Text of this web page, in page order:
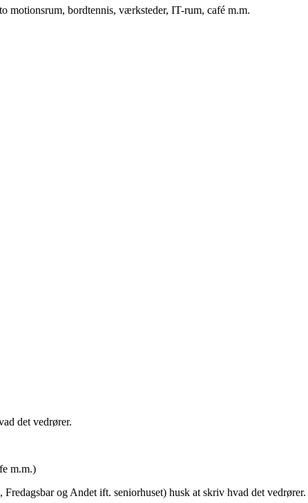
motionsrum, bordtennis, værksteder, IT-rum, café m.m.
det vedrører.
m.m.)
og Andet ift. seniorhuset) husk at skriv hvad det vedrører.